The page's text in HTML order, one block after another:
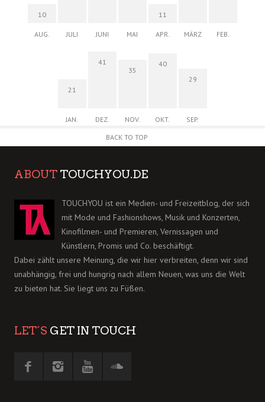
10
AUG. JULI JUNI MAI
11
APR. MÄRZ FEB.
21
JAN.
41
DEZ.
35
NOV.
40
OKT.
29
SEP.
BACK TO TOP
ABOUT TOUCHYOU.DE
TOUCHYOU ist ein Medien- und Freizeitblog, der sich
mit Mode und Fashionshows, Musik und Konzerten,
Kinofilmen- und Premieren, Vernissagen und
Künstlern, Promis und Co. beschäftigt.
Dabei zählt unsere Meinung, die wir hier verbreiten, denn wir sind
unabhängig, frei und hungrig nach allem Neuen, was uns die Welt
zu bieten hat. Sie liegt uns zu Füßen.
LET´S GET IN TOUCH